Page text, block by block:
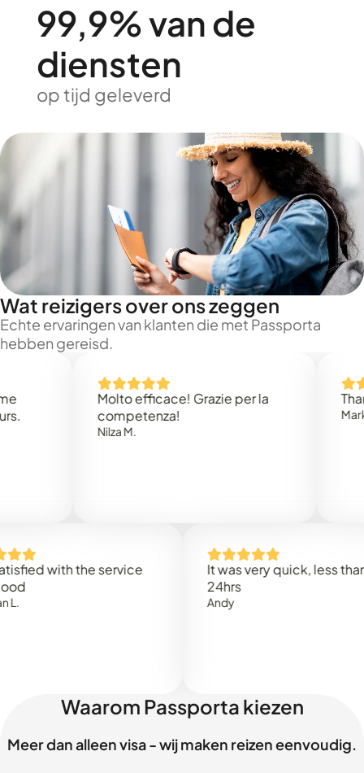
99,9% van de
diensten
op tijd geleverd
Wat reizigers over ons zeggen
Echte ervaringen van klanten die met Passporta
hebben gereisd.
Molto efficace! Grazie per la
competenza!
Thank
Mark N.
with the service
It was very quick, less than
Waarom Passporta kiezen
Meer dan alleen visa - wij maken reizen eenvoudig.